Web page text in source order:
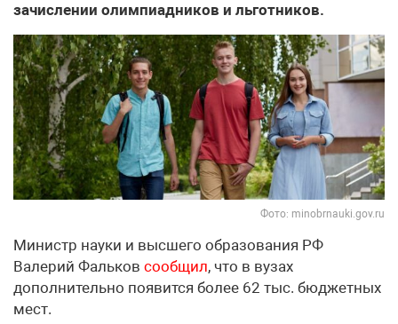
зачислении олимпиадников и льготников.
Фото: minobrnauki.gov.ru
Министр науки и высшего образования РФ
Валерий Фальков сообщил, что в вузах
дополнительно появится более 62 тыс. бюджетных
мест.